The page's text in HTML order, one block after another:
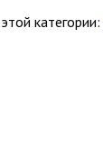
категории: